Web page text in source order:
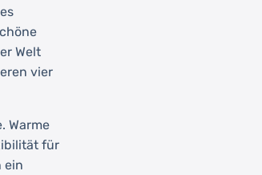
Welt
vier
Warme
für
ein